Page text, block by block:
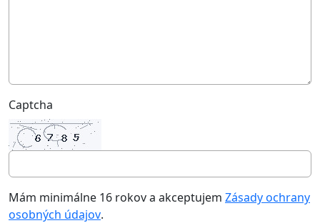
Captcha
Mám minimálne 16 rokov a akceptujem Zásady ochrany
osobných údajov.